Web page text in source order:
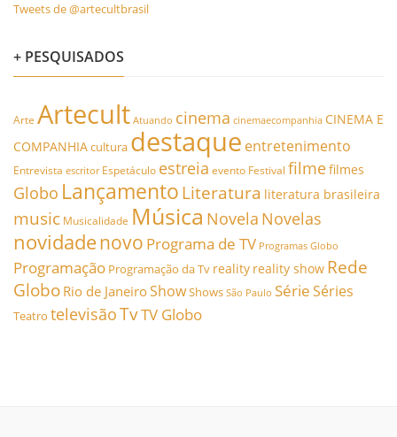
Tweets de @artecultbrasil
+ PESQUISADOS
Arte Artecult Atuando cinema cinemaecompanhia CINEMA E
COMPANHIAcultura destaque entretenimento
Entrevista escritor Espetáculo estreia evento Festival filmefilmes
Globo Lançamento Literatura literatura brasileira
music Musicalidade Música Novela Novelas
novidadenovo Programa de TV Programas Globo
Programação Programação da Tv reality reality show Rede
Globo Rio de JaneiroShowShows São Paulo SérieSéries
Teatro televisãoTvTV Globo